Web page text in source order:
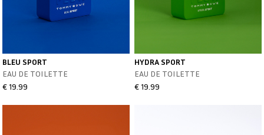
BLEU SPORT
EAU DE TOILETTE
€ 19.99
HYDRA SPORT
EAU DE TOILETTE
€ 19.99